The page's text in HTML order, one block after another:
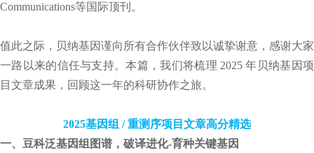
Communications等国际顶刊。
值此之际，贝纳基因谨向所有合作伙伴致以诚挚谢意，感谢大家
一路以来的信任与支持。本篇，我们将梳理 2025 年贝纳基因项
目文章成果，回顾这一年的科研协作之旅。
2025基因组 / 重测序项目文章高分精选
一、豆科泛基因组图谱，破译进化-育种关键基因